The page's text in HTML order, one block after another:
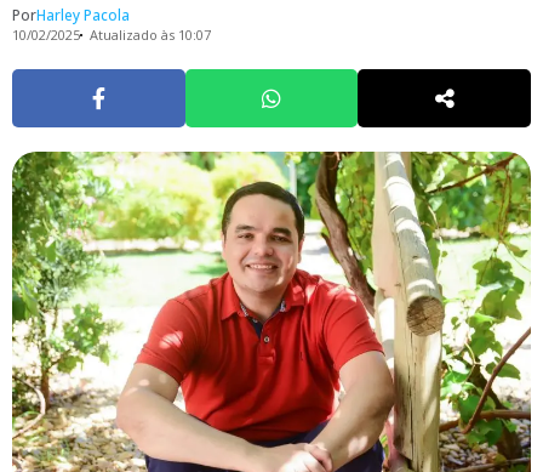
PorHarley Pacola
10/02/2025 Atualizado às 10:07